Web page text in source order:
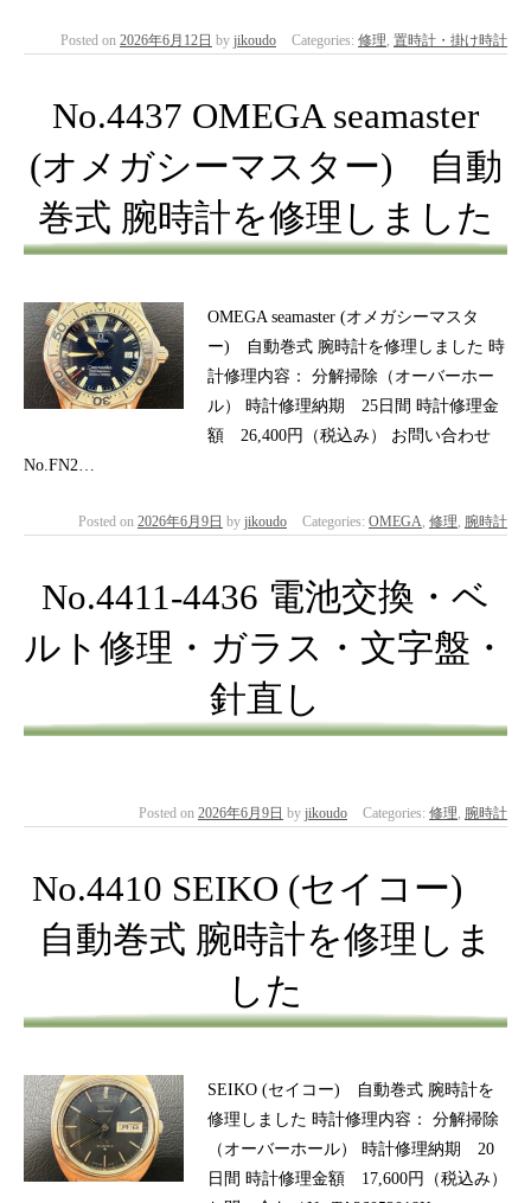
Posted on 2026年6月12日 by jikoudo Categories: 修理, 置時計・掛け時計
No.4437 OMEGA seamaster
(オメガシーマスター) 自動
巻式 腕時計を修理しました
OMEGA seamaster (オメガシーマスタ
ー) 自動巻式 腕時計を修理しました 時
計修理内容： 分解掃除（オーバーホー
ル） 時計修理納期 25日間 時計修理金
額 26,400円（税込み） お問い合わせ
No.FN2…
Posted on 2026年6月9日 by jikoudo Categories: OMEGA, 修理, 腕時計
No.4411-4436 電池交換・ベ
ルト修理・ガラス・文字盤・
針直し
Posted on 2026年6月9日 by jikoudo Categories: 修理, 腕時計
No.4410 SEIKO (セイコー)
自動巻式 腕時計を修理しま
した
SEIKO (セイコー) 自動巻式 腕時計を
修理しました 時計修理内容： 分解掃除
（オーバーホール） 時計修理納期 20
日間 時計修理金額 17,600円（税込み）